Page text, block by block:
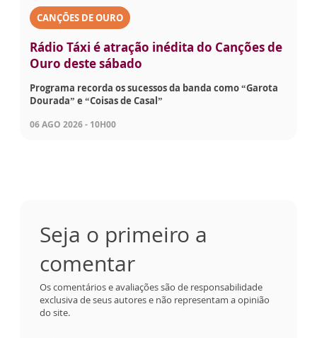
CANÇÕES DE OURO
Rádio Táxi é atração inédita do Canções de
Ouro deste sábado
Programa recorda os sucessos da banda como “Garota
Dourada” e “Coisas de Casal”
06 AGO 2026 - 10H00
Seja o primeiro a
comentar
Os comentários e avaliações são de responsabilidade
exclusiva de seus autores e não representam a opinião
do site.